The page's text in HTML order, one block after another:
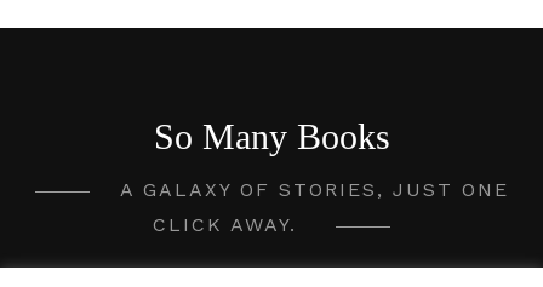
So Many Books
A GALAXY OF STORIES, JUST ONE
CLICK AWAY.